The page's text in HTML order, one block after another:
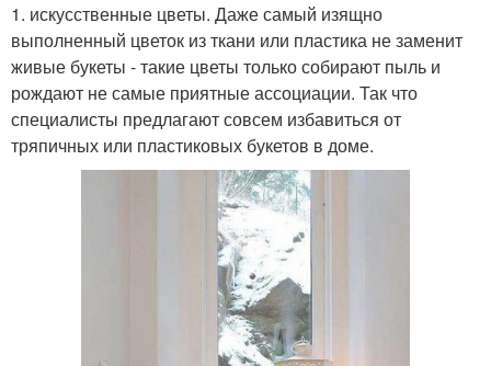
1. искусственные цветы. Даже самый изящно
выполненный цветок из ткани или пластика не заменит
живые букеты - такие цветы только собирают пыль и
рождают не самые приятные ассоциации. Так что
специалисты предлагают совсем избавиться от
тряпичных или пластиковых букетов в доме.